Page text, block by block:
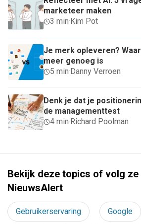
marketeer maken
3 min·Kim Pot
Je merk opleveren?
meer genoeg is
5 min·Danny Verroen
Denk je dat je
de managementtest
4 min·Richard Poolman
Bekijk deze topics of volg ze
NieuwsAlert
Gebruikerservaring Google